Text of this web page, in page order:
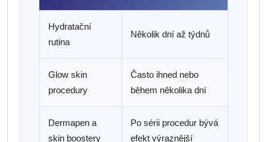
Hydratační
rutina
Několik dní až týdnů
Glow skin
procedury
Často ihned nebo
během několika dní
Dermapen a
skin boostery
Po sérii procedur bývá
efekt výraznější